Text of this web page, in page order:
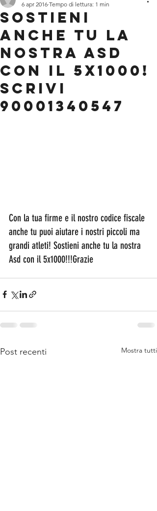
Sostieni
anche tu la
nostra Asd
con il 5x1000!
Scrivi
90001340547
6 apr 2016 Tempo di lettura: 1 min
Con la tua firme e il nostro codice fiscale
anche tu puoi aiutare i nostri piccoli ma
grandi atleti! Sostieni anche tu la nostra
Asd con il 5x1000!!!Grazie
Post recenti Mostra tutti